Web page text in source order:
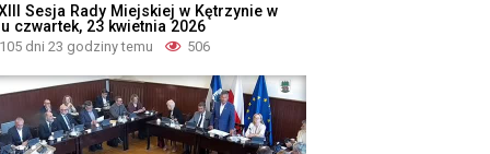
Sesja Rady Miejskiej w Kętrzynie w
czwartek, 23 kwietnia 2026
105 dni 23 godziny temu 506